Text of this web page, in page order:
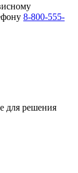
8-800-555-
для решения